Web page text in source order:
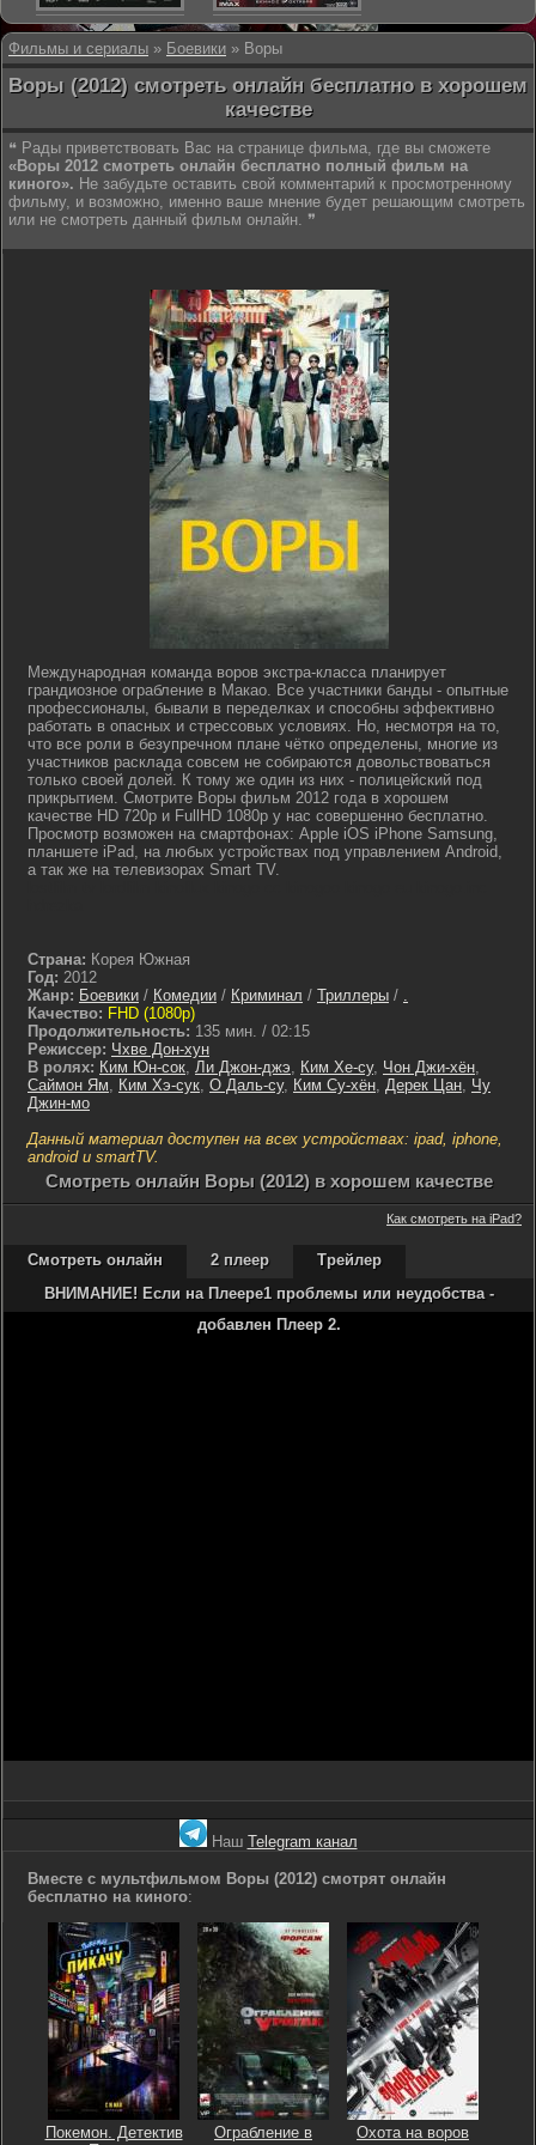
Фильмы и сериалы » Боевики » Воры
Воры (2012) смотреть онлайн бесплатно в хорошем
качестве
❝ Рады приветствовать Вас на странице фильма, где вы сможете
«Воры 2012 смотреть онлайн бесплатно полный фильм на
киного». Не забудьте оставить свой комментарий к просмотренному
фильму, и возможно, именно ваше мнение будет решающим смотреть
или не смотреть данный фильм онлайн. ❞
Международная команда воров экстра-класса планирует
грандиозное ограбление в Макао. Все участники банды - опытные
профессионалы, бывали в переделках и способны эффективно
работать в опасных и стрессовых условиях. Но, несмотря на то,
что все роли в безупречном плане чётко определены, многие из
участников расклада совсем не собираются довольствоваться
только своей долей. К тому же один из них - полицейский под
прикрытием. Смотрите Воры фильм 2012 года в хорошем
качестве HD 720p и FullHD 1080p у нас совершенно бесплатно.
Просмотр возможен на смартфонах: Apple iOS iPhone Samsung,
планшете iPad, на любых устройствах под управлением Android,
а так же на телевизорах Smart TV.
Страна: Корея Южная
Год: 2012
Жанр: Боевики / Комедии / Криминал / Триллеры / .
Качество: FHD (1080p)
Продолжительность: 135 мин. / 02:15
Режиссер: Чхве Дон-хун
В ролях: Ким Юн-сок, Ли Джон-джэ, Ким Хе-су, Чон Джи-хён,
Саймон Ям, Ким Хэ-сук, О Даль-су, Ким Су-хён, Дерек Цан, Чу
Джин-мо
Данный материал доступен на всех устройствах: ipad, iphone,
android и smartTV.
Cмотреть онлайн Воры (2012) в хорошем качестве
Как смотреть на iPad?
Смотреть онлайн 2 плеер
Трейлер
ВНИМАНИЕ! Если на Плеере1 проблемы или неудобства -
добавлен Плеер 2.
Наш Telegram канал
Вместе с мультфильмом Воры (2012) смотрят онлайн
бесплатно на киного:
Покемон. Детектив
Ограбление в
Охота на воров